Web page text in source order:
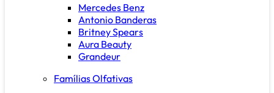
Mercedes Benz
Antonio Banderas
Britney Spears
Aura Beauty
Grandeur
Famílias Olfativas